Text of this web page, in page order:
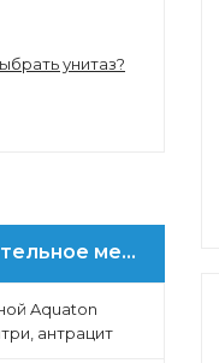
унитаз?
меню
Aquaton
антрацит